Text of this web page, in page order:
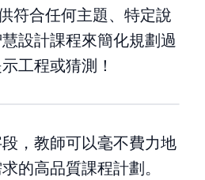
符合任何主題、特定說
設計課程來簡化規劃過
工程或猜測！
，教師可以毫不費力地
的高品質課程計劃。